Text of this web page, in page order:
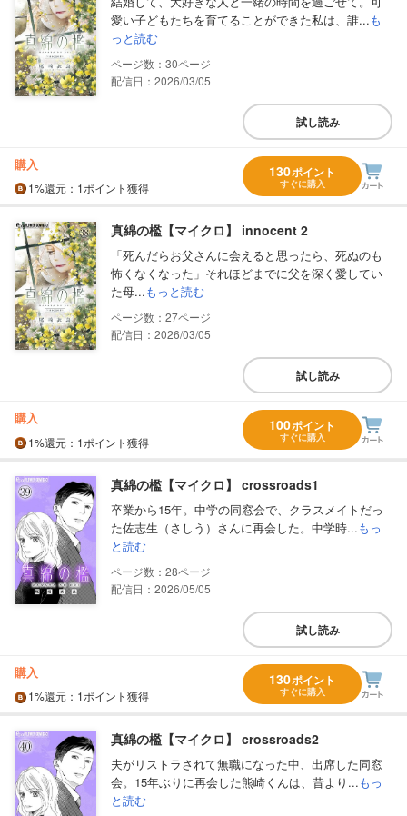
愛い子どもたちを育てることができた私は、誰...も
っと読む
30
配信日：2026/03/05
試し読み
購入
1%還元 ：1ポイント獲得
130ポイント
すぐに購入
真綿の檻【マイクロ】 innocent 2
「死んだらお父さんに会えると思ったら、死ぬのも
怖くなくなった」それほどまでに父を深く愛してい
た母...もっと読む
27
配信日：2026/03/05
試し読み
購入
1%還元 ：1ポイント獲得
100ポイント
すぐに購入
真綿の檻【マイクロ】 crossroads1
卒業から15年。中学の同窓会で、クラスメイトだっ
た佐志生（さしう）さんに再会した。中学時...もっ
と読む
28
配信日：2026/05/05
試し読み
購入
1%還元 ：1ポイント獲得
130ポイント
すぐに購入
真綿の檻【マイクロ】 crossroads2
夫がリストラされて無職になった中、出席した同窓
会。15年ぶりに再会した熊崎くんは、昔より...もっ
と読む